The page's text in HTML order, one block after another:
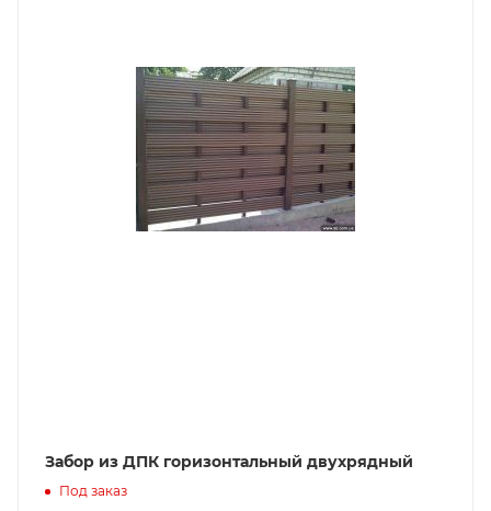
Забор из ДПК горизонтальный двухрядный
Под заказ